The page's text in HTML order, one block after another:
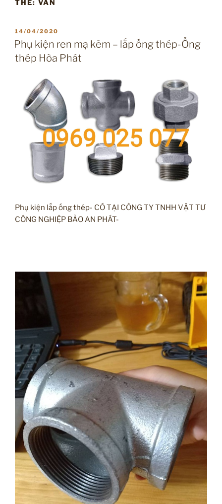
THẺ: VAN
ĐĂNG
TRONG
14/04/2020
Phụ kiện ren mạ kẽm – lắp ống thép-Ống
thép Hòa Phát
Phụ kiện lắp ống thép- CÓ TẠI CÔNG TY TNHH VẬT TƯ
CÔNG NGHIỆP BẢO AN PHÁT-